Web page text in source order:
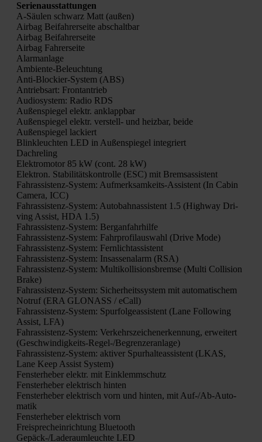
Seri­en­aus­stat­tun­gen
A‑Säulen schwarz Matt (außen)
Air­bag Bei­fah­rer­sei­te abschalt­bar
Air­bag Bei­fah­rer­sei­te
Air­bag Fah­rer­sei­te
Alarm­an­la­ge
Ambi­en­te-Beleuch­tung
Anti-Blo­ckier-Sys­tem (ABS)
Antriebs­art: Front­an­trieb
Audio­sys­tem: Radio RDS
Außen­spie­gel elektr. anklapp­bar
Außen­spie­gel elektr. ver­stell- und heiz­bar, bei­de
Außen­spie­gel lackiert
Blink­leuch­ten LED in Außen­spie­gel inte­griert
Dach­re­ling
Elek­tro­mo­tor 85 kW (cont. 28 kW)
Elek­tron. Sta­bi­li­täts­kon­trol­le (ESC) mit Brems­as­sis­tent
Fahr­as­sis­tenz-Sys­tem: Auf­merk­sam­keits-Assis­tent (In Cabin
Came­ra, ICC)
Fahr­as­sis­tenz-Sys­tem: Auto­bahn­as­sis­tent 1.5 (High­way Dri­
ving Assist, HDA 1.5)
Fahr­as­sis­tenz-Sys­tem: Berg­an­fahr­hil­fe
Fahr­as­sis­tenz-Sys­tem: Fahr­pro­fil­aus­wahl (Dri­ve Mode)
Fahr­as­sis­tenz-Sys­tem: Fern­licht­as­sis­tent
Fahr­as­sis­tenz-Sys­tem: Insas­sen­alarm (RSA)
Fahr­as­sis­tenz-Sys­tem: Mul­ti­kol­li­si­ons­brem­se (Mul­ti Col­li­si­on
Bra­ke)
Fahr­as­sis­tenz-Sys­tem: Sicher­heits­sys­tem mit auto­ma­ti­schem
Not­ruf (ERA GLONASS / eCall)
Fahr­as­sis­tenz-Sys­tem: Spur­fol­ge­as­sis­tent (Lane Fol­lo­wing
Assist, LFA)
Fahr­as­sis­tenz-Sys­tem: Ver­kehrs­zei­chen­er­ken­nung, erwei­tert
(Geschwin­dig­keits-Regel-/Be­gren­zer­an­la­ge)
Fahr­as­sis­tenz-Sys­tem: akti­ver Spur­hal­te­as­sis­tent (LKAS,
Lane Keep Assist Sys­tem)
Fens­ter­he­ber elektr. mit Ein­klemm­schutz
Fens­ter­he­ber elek­trisch hin­ten
Fens­ter­he­ber elek­trisch vorn und hin­ten, mit Auf-/Ab-Auto­
ma­tik
Fens­ter­he­ber elek­trisch vorn
Frei­sprech­ein­rich­tung Blue­tooth
Gepäck-/La­de­raum­leuch­te LED